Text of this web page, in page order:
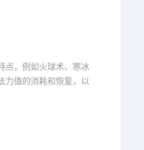
点，例如火球术、寒冰
力值的消耗和恢复，以